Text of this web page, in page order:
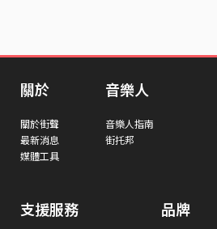
關於
關於街聲
最新消息
媒體工具
音樂人
音樂人指南
街托邦
支援服務 品牌